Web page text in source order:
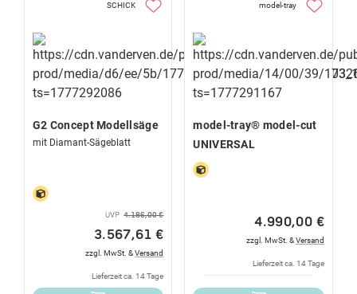
SCHICK
G2 Concept Modellsäge
mit Diamant-Sägeblatt
UVP 4.186,00 €
3.567,61 €
zzgl. MwSt. &Versand
Lieferzeit ca. 14 Tage
model-tray
model-tray® model-cut
UNIVERSAL
4.990,00 €
zzgl. MwSt. &Versand
Lieferzeit ca. 14 Tage